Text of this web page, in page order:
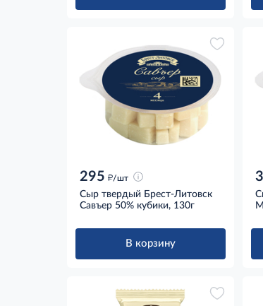
295 д/шт
Сыр твердый Брест-Литовск
Савъер 50% кубики, 130г
В корзину